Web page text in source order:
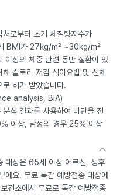
로부터 초기 체질량지수가
BMI가 27kg/m² ~30kg/m²
이상의 체중 관련 동반 질환이 있
칼로리 저감 식이요법 및 신체
허가 받았습니다.
analysis, BIA)
석 결과를 사용하여 비만을 진
이상, 남성의 경우 25% 이상
대상은 65세 이상 어르신, 생후
요. 무료 독감 예방접종 대상에
건소에서 무료로 독감 예방접종